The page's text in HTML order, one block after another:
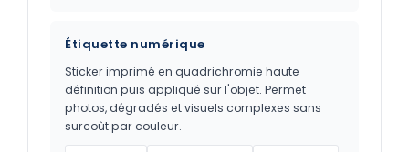
Étiquette numérique
Sticker imprimé en quadrichromie haute
définition puis appliqué sur l'objet. Permet
photos, dégradés et visuels complexes sans
surcoût par couleur.